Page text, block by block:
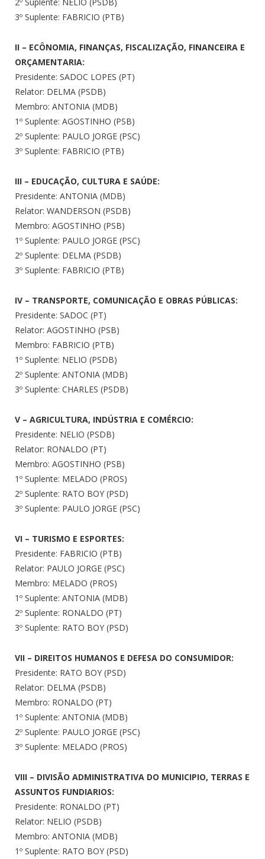
3º Suplente: FABRICIO (PTB)
II – ECÔNOMIA, FINANÇAS, FISCALIZAÇÃO, FINANCEIRA E
ORÇAMENTARIA:
Presidente: SADOC LOPES (PT)
Relator: DELMA (PSDB)
Membro: ANTONIA (MDB)
1º Suplente: AGOSTINHO (PSB)
2º Suplente: PAULO JORGE (PSC)
3º Suplente: FABRICIO (PTB)
III – EDUCAÇÃO, CULTURA E SAÚDE:
Presidente: ANTONIA (MDB)
Relator: WANDERSON (PSDB)
Membro: AGOSTINHO (PSB)
1º Suplente: PAULO JORGE (PSC)
2º Suplente: DELMA (PSDB)
3º Suplente: FABRICIO (PTB)
IV – TRANSPORTE, COMUNICAÇÃO E OBRAS PÚBLICAS:
Presidente: SADOC (PT)
Relator: AGOSTINHO (PSB)
Membro: FABRICIO (PTB)
1º Suplente: NELIO (PSDB)
2º Suplente: ANTONIA (MDB)
3º Suplente: CHARLES (PSDB)
V – AGRICULTURA, INDÚSTRIA E COMÉRCIO:
Presidente: NELIO (PSDB)
Relator: RONALDO (PT)
Membro: AGOSTINHO (PSB)
1º Suplente: MELADO (PROS)
2º Suplente: RATO BOY (PSD)
3º Suplente: PAULO JORGE (PSC)
VI – TURISMO E ESPORTES:
Presidente: FABRICIO (PTB)
Relator: PAULO JORGE (PSC)
Membro: MELADO (PROS)
1º Suplente: ANTONIA (MDB)
2º Suplente: RONALDO (PT)
3º Suplente: RATO BOY (PSD)
VII – DIREITOS HUMANOS E DEFESA DO CONSUMIDOR:
Presidente: RATO BOY (PSD)
Relator: DELMA (PSDB)
Membro: RONALDO (PT)
1º Suplente: ANTONIA (MDB)
2º Suplente: PAULO JORGE (PSC)
3º Suplente: MELADO (PROS)
VIII – DIVISÃO ADMINISTRATIVA DO MUNICIPIO, TERRAS E
ASSUNTOS FUNDIARIOS:
Presidente: RONALDO (PT)
Relator: NELIO (PSDB)
Membro: ANTONIA (MDB)
1º Suplente: RATO BOY (PSD)